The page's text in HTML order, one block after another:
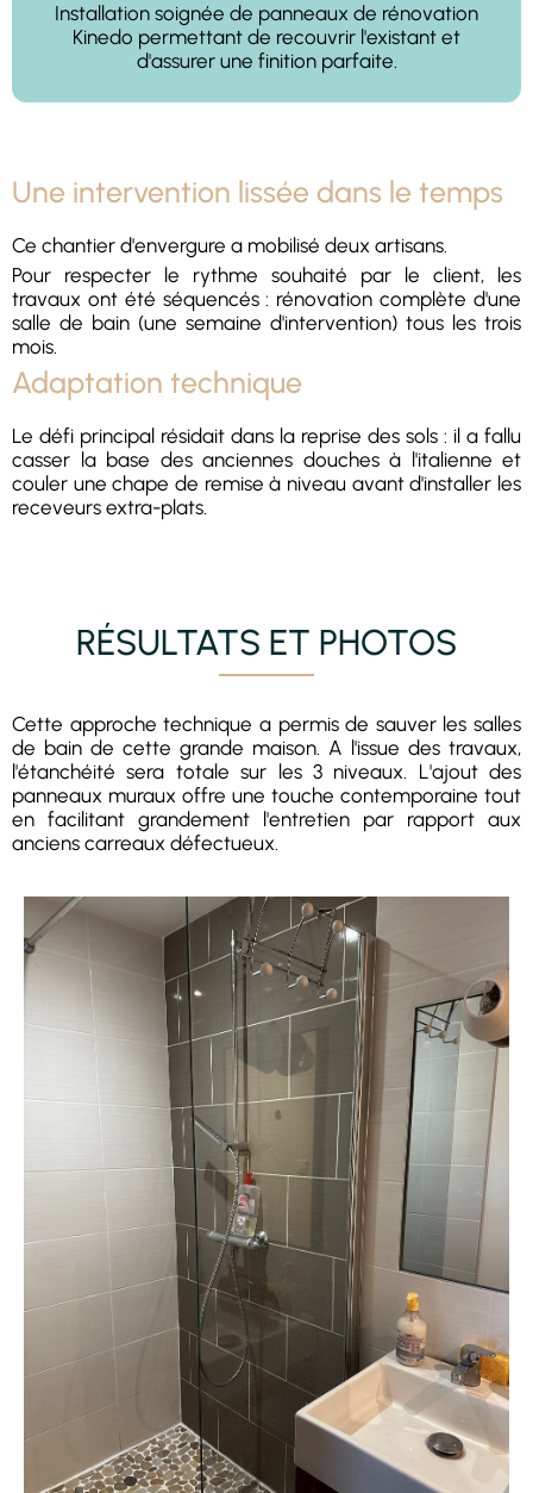
Installation soignée de panneaux de rénovation
Kinedo permettant de recouvrir l'existant et
d'assurer une finition parfaite.
Une intervention lissée dans le temps
Ce chantier d'envergure a mobilisé deux artisans.
Pour respecter le rythme souhaité par le client, les
travaux ont été séquencés : rénovation complète d'une
salle de bain (une semaine d'intervention) tous les trois
mois.
Adaptation technique
Le défi principal résidait dans la reprise des sols : il a fallu
casser la base des anciennes douches à l'italienne et
couler une chape de remise à niveau avant d'installer les
receveurs extra-plats.
RÉSULTATS ET PHOTOS
Cette approche technique a permis de sauver les salles
de bain de cette grande maison. A l'issue des travaux,
l'étanchéité sera totale sur les 3 niveaux. L'ajout des
panneaux muraux offre une touche contemporaine tout
en facilitant grandement l'entretien par rapport aux
anciens carreaux défectueux.